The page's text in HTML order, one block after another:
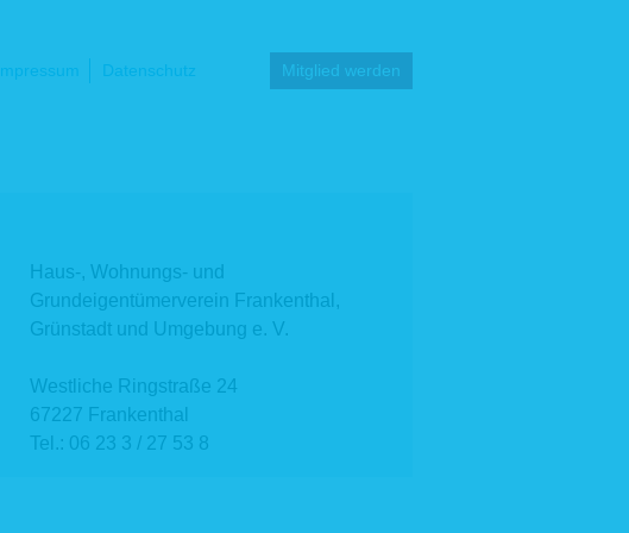
Impressum Datenschutz Mitglied werden
Haus-, Wohnungs- und
Grundeigentümerverein Frankenthal,
Grünstadt und Umgebung e. V.
Westliche Ringstraße 24
67227 Frankenthal
Tel.: 06 23 3 / 27 53 8